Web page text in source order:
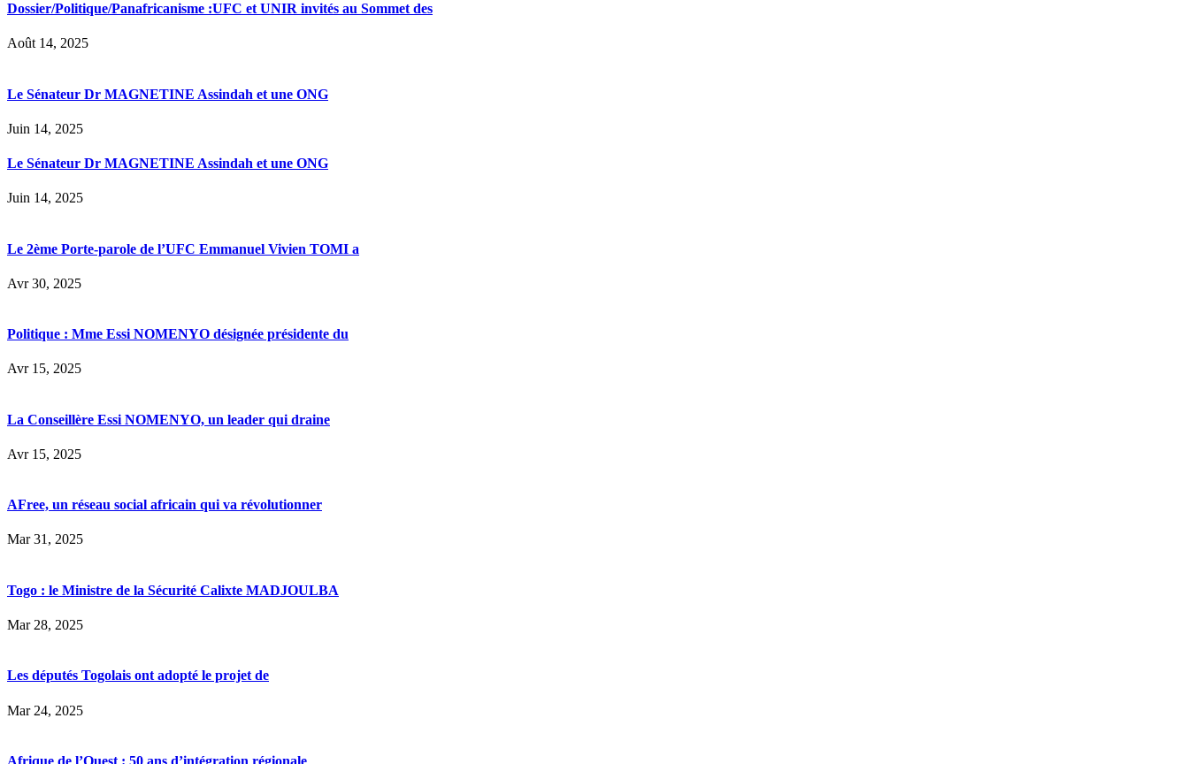
Dossier/Politique/Panafricanisme :UFC et UNIR invités au Sommet des
Août 14, 2025
Le Sénateur Dr MAGNETINE Assindah et une ONG
Juin 14, 2025
Le Sénateur Dr MAGNETINE Assindah et une ONG
Juin 14, 2025
Le 2ème Porte-parole de l’UFC Emmanuel Vivien TOMI a
Avr 30, 2025
Politique : Mme Essi NOMENYO désignée présidente du
Avr 15, 2025
La Conseillère Essi NOMENYO, un leader qui draine
Avr 15, 2025
AFree, un réseau social africain qui va révolutionner
Mar 31, 2025
Togo : le Ministre de la Sécurité Calixte MADJOULBA
Mar 28, 2025
Les députés Togolais ont adopté le projet de
Mar 24, 2025
Afrique de l’Ouest : 50 ans d’intégration régionale